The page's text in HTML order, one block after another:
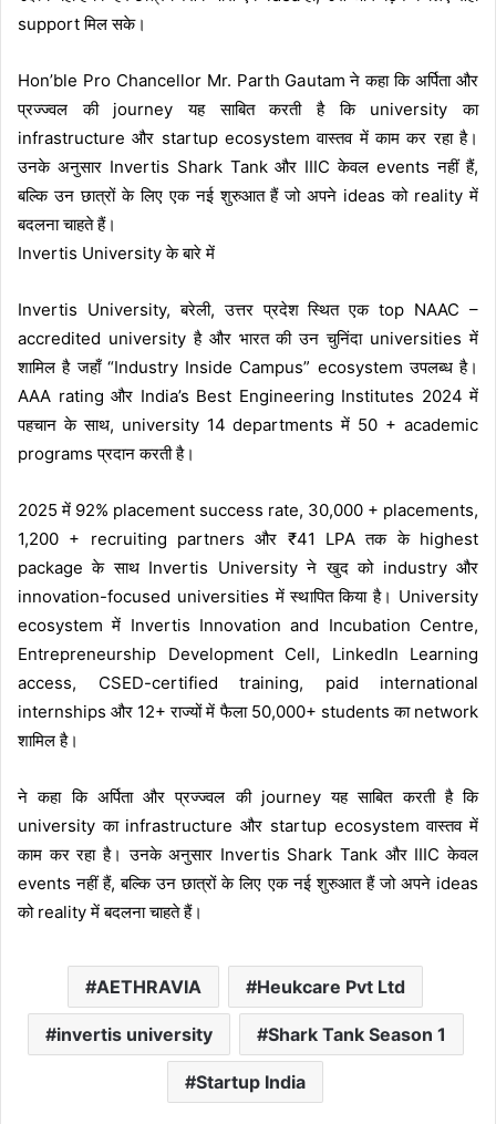
support मिल सके।
Hon’ble Pro Chancellor Mr. Parth Gautam ने कहा कि अर्पिता और
प्रज्ज्वल की journey यह साबित करती है कि university का
infrastructure और startup ecosystem वास्तव में काम कर रहा है।
उनके अनुसार Invertis Shark Tank और IIIC केवल events नहीं हैं,
बल्कि उन छात्रों के लिए एक नई शुरुआत हैं जो अपने ideas को reality में
बदलना चाहते हैं।
Invertis University के बारे में
Invertis University, बरेली, उत्तर प्रदेश स्थित एक top NAAC –
accredited university है और भारत की उन चुनिंदा universities में
शामिल है जहाँ “Industry Inside Campus” ecosystem उपलब्ध है।
AAA rating और India’s Best Engineering Institutes 2024 में
पहचान के साथ, university 14 departments में 50 + academic
programs प्रदान करती है।
2025 में 92% placement success rate, 30,000 + placements,
1,200 + recruiting partners और ₹41 LPA तक के highest
package के साथ Invertis University ने खुद को industry और
innovation-focused universities में स्थापित किया है। University
ecosystem में Invertis Innovation and Incubation Centre,
Entrepreneurship Development Cell, LinkedIn Learning
access, CSED-certified training, paid international
internships और 12+ राज्यों में फैला 50,000+ students का network
शामिल है।
ने कहा कि अर्पिता और प्रज्ज्वल की journey यह साबित करती है कि
university का infrastructure और startup ecosystem वास्तव में
काम कर रहा है। उनके अनुसार Invertis Shark Tank और IIIC केवल
events नहीं हैं, बल्कि उन छात्रों के लिए एक नई शुरुआत हैं जो अपने ideas
को reality में बदलना चाहते हैं।
AETHRAVIA Heukcare Pvt Ltd
invertis university Shark Tank Season 1
Startup India